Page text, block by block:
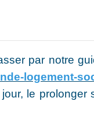
par notre
logement-
le prolonger